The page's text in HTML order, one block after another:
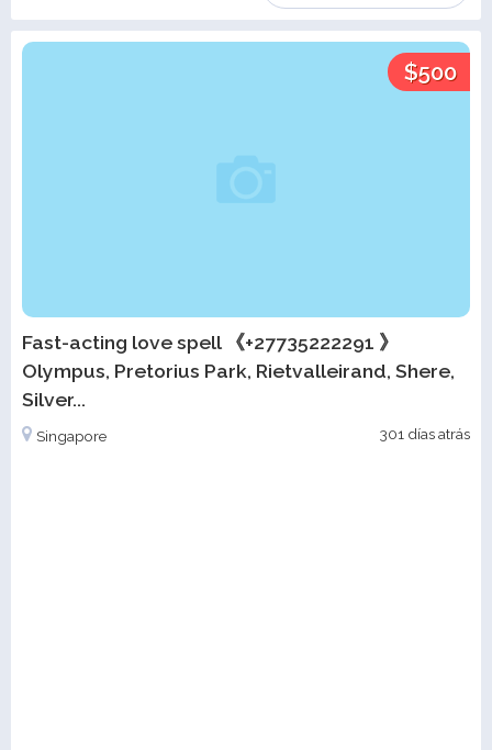
$500
Fast-acting love spell 《+27735222291 》
Olympus, Pretorius Park, Rietvalleirand, Shere,
Silver...
Singapore 301 días atrás